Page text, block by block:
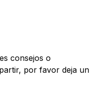
consejos o
por favor deja un